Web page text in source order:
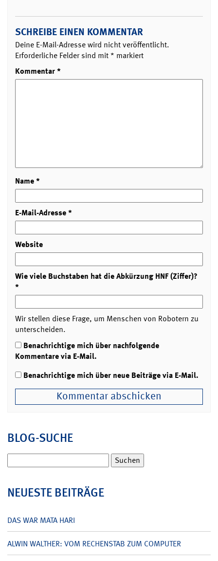
SCHREIBE EINEN KOMMENTAR
Deine E-Mail-Adresse wird nicht veröffentlicht.
Erforderliche Felder sind mit * markiert
Kommentar*
Name*
E-Mail-Adresse*
Website
Wie viele Buchstaben hat die Abkürzung HNF (Ziffer)?
*
Wir stellen diese Frage, um Menschen von Robotern zu
unterscheiden.
Benachrichtige mich über nachfolgende
Kommentare via E-Mail.
Benachrichtige mich über neue Beiträge via E-Mail.
BLOG-SUCHE
nach:
NEUESTE BEITRÄGE
DAS WAR MATA HARI
ALWIN WALTHER: VOM RECHENSTAB ZUM COMPUTER